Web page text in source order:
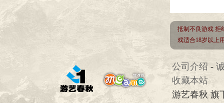
抵制不良游戏 拒
戏适合18岁以上
公司介绍 -
收藏本站
游艺春秋 旗